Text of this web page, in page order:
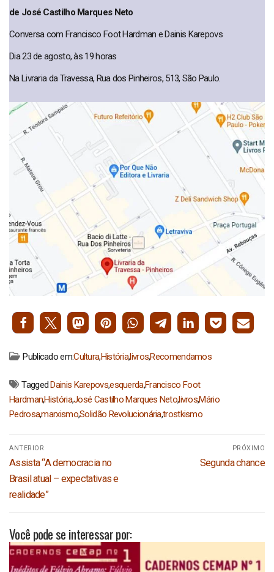
de José Castilho Marques Neto
Conversa com Francisco Foot Hardman e Dainis Karepovs
Dia 23 de agosto, às 19 horas
Na Livraria da Travessa, Rua dos Pinheiros, 513, São Paulo.
Publicado em:Cultura,História,livros,Recomendamos
TaggedDainis Karepovs,esquerda,Francisco Foot
Hardman,História,José Castilho Marques Neto,livros,Mário
Pedrosa,marxismo,Solidão Revolucionária,trostkismo
Navegação
de
Post
ANTERIOR
Post
anterior:
Assista “A democracia no
Brasil atual – expectativas e
realidade”
PRÓXIMO
Próximo
Segunda chance
Você pode se interessar por: